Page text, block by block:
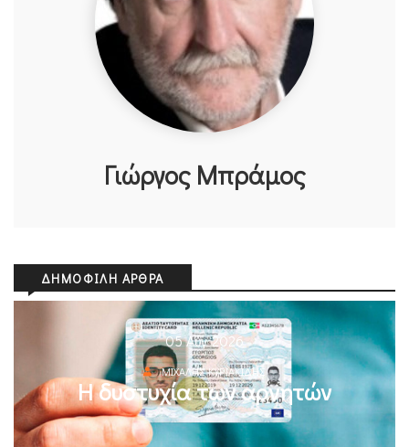
Γιώργος Μπράμος
ΔΗΜΟΦΙΛΉ ΆΡΘΡΑ
05 Αυγ 2026
ΜΙΧΆΛΗΣ ΚΥΡΙΑΚΊΔΗΣ
Η δυστυχία των αρνητών